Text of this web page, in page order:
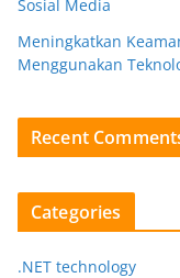
Sosial Media
Meningkatkan
Menggunakan
Recent
Categories
.NET technology